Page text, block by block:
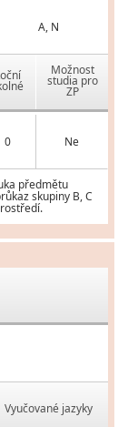
A, N
Možnost
studia pro
ZP
0 Ne
předmětu
skupiny B, C
Vyučované jazyky